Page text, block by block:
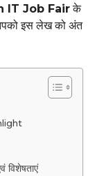
IT Job Fairके
आपको इस लेख को अंत